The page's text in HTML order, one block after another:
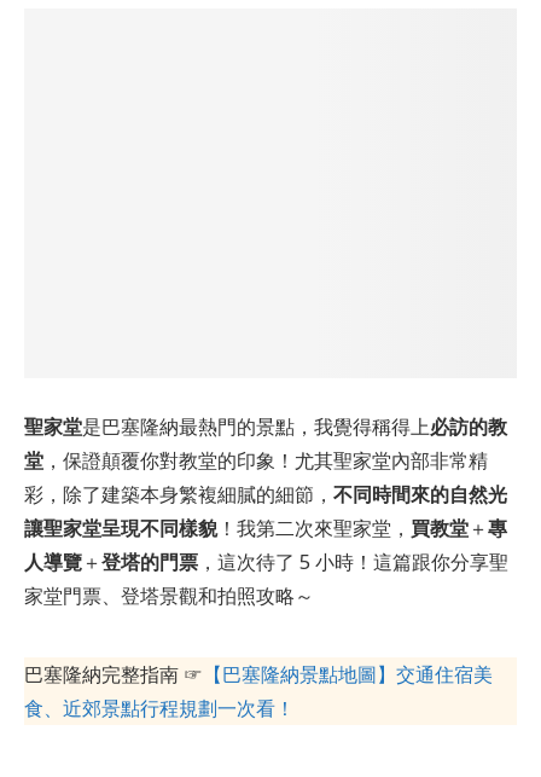
聖家堂是巴塞隆納最熱門的景點，我覺得稱得上必訪的教
堂 ，保證顛覆你對教堂的印象！尤其聖家堂內部非常精
彩，除了建築本身繁複細膩的細節， 不同時間來的自然光
讓聖家堂呈現不同樣貌！我第二次來聖家堂， 買教堂＋專
人導覽＋登塔的門票 ，這次待了 5 小時！這篇跟你分享聖
家堂門票、登塔景觀和拍照攻略～
巴塞隆納完整指南 ☞ 【巴塞隆納景點地圖】交通住宿美
食、近郊景點行程規劃一次看！